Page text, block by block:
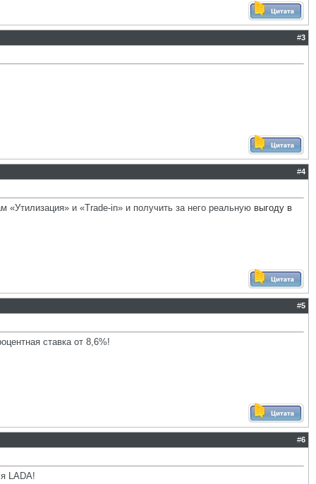
#3
#4
и «Trade-in» и получить за него реальную выгоду в
#5
ставка от 8,6%!
#6
LADA!